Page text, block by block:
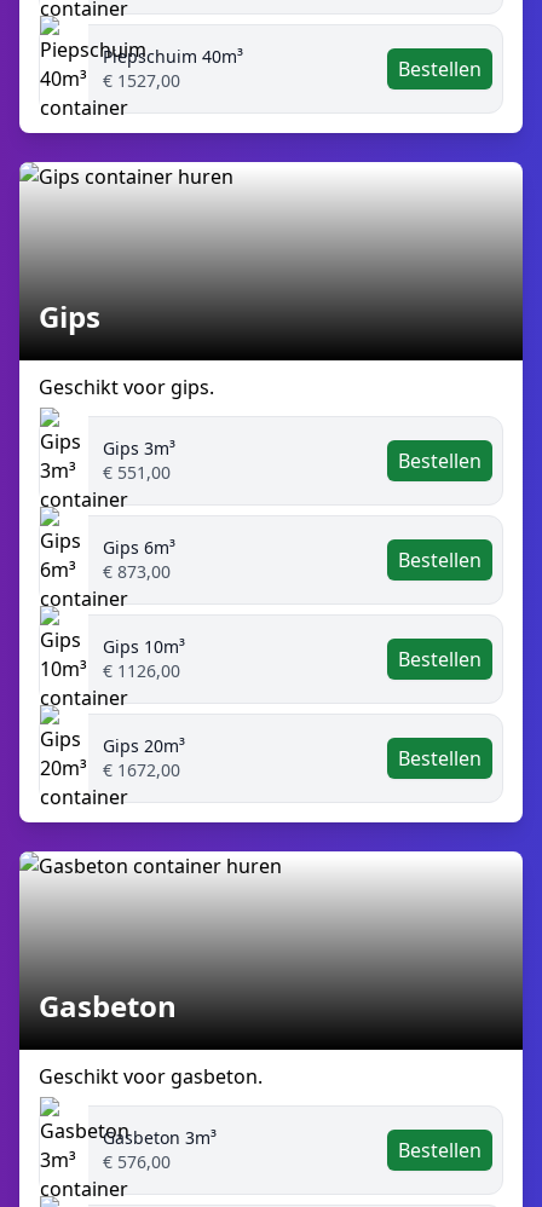
Piepschuim 40m³
€ 1527,00
Bestellen
Gips
Geschikt voor gips.
Gips 3m³
€ 551,00
Bestellen
Gips 6m³
€ 873,00
Bestellen
Gips 10m³
€ 1126,00
Bestellen
Gips 20m³
€ 1672,00
Bestellen
Gasbeton
Geschikt voor gasbeton.
Gasbeton 3m³
€ 576,00
Bestellen